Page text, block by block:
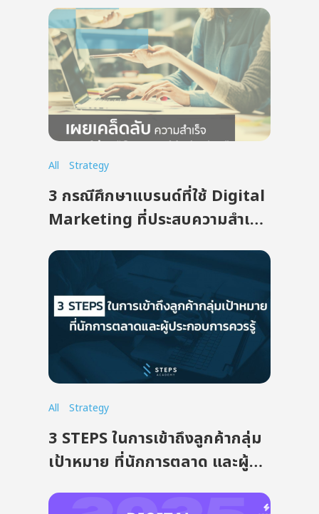
All Strategy
3 กรณีศึกษาแบรนด์ที่ใช้ Digital
Marketing ที่ประสบความสำเร็จ
All Strategy
3 STEPS ในการเข้าถึงลูกค้ากลุ่ม
เป้าหมาย ที่นักการตลาด และผู้